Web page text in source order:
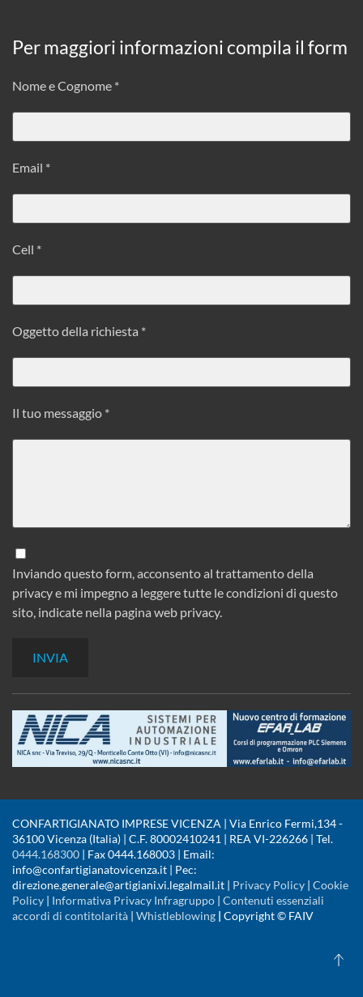
Per maggiori informazioni compila il form
Nome e Cognome *
Email *
Cell *
Oggetto della richiesta *
Il tuo messaggio *
Inviando questo form, acconsento al trattamento della
privacy e mi impegno a leggere tutte le condizioni di questo
sito, indicate nella pagina web privacy.
CONFARTIGIANATO IMPRESE VICENZA | Via Enrico Fermi,134 -
36100 Vicenza (Italia) | C.F. 80002410241 | REA VI-226266 | Tel.
0444.168300 | Fax 0444.168003 | Email:
info@confartigianatovicenza.it | Pec:
direzione.generale@artigiani.vi.legalmail.it | Privacy Policy | Cookie
Policy | Informativa Privacy Infragruppo | Contenuti essenziali
accordi di contitolarità | Whistleblowing | Copyright © FAIV